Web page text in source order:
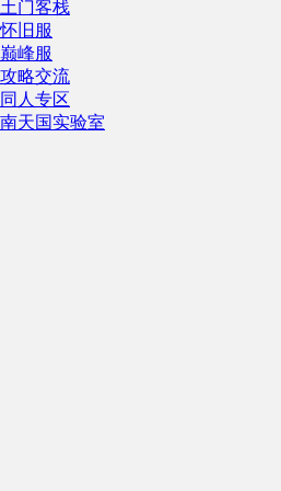
土门客栈
怀旧服
巅峰服
攻略交流
同人专区
南天国实验室